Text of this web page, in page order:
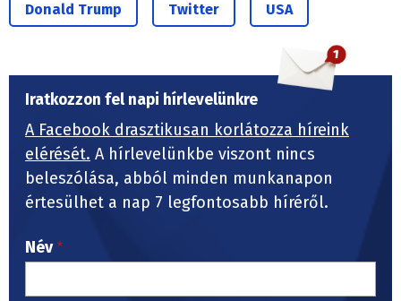
Donald Trump Twitter USA
Iratkozzon fel napi hírlevelünkre
A Facebook drasztikusan korlátozza híreink
elérését. A hírlevelünkbe viszont nincs
beleszólása, abból minden munkanapon
értesülhet a nap 7 legfontosabb híréről.
Név